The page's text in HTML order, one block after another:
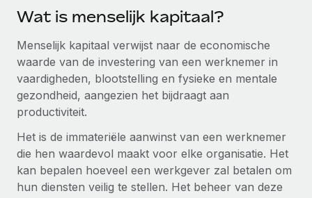
Secundaire arbeidsvoorwaarden
Eenvoudig secundaire arbeidsvoorwaarden
beheren
BLOG
Productupdates van Remote: Gusto- en Xero-
integraties en Contractor Management Plus
Het blijft de missie van Remote om alle soorten bedrijven
te helpen bij het aannemen, beheren en...
Meer informatie
Hoe Phiture 55 werknemers in 19 landen
beheert met Remote
Wat is menselijk kapitaal?
Menselijk kapitaal verwijst naar de economische
waarde van de investering van een werknemer in
vaardigheden, blootstelling en fysieke en mentale
gezondheid, aangezien het bijdraagt aan
productiviteit.
Het is de immateriële aanwinst van een werknemer
die hen waardevol maakt voor elke organisatie. Het
kan bepalen hoeveel een werkgever zal betalen om
hun diensten veilig te stellen. Het beheer van deze